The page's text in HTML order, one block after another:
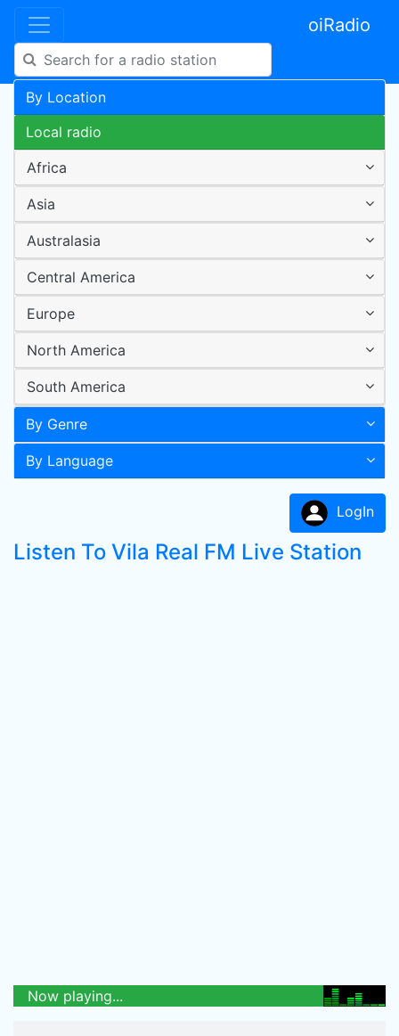
oiRadio
By Location
Local radio
Africa
Asia
Australasia
Central America
Europe
North America
South America
By Genre
By Language
LogIn
Listen To Vila Real FM Live Station
Now playing...